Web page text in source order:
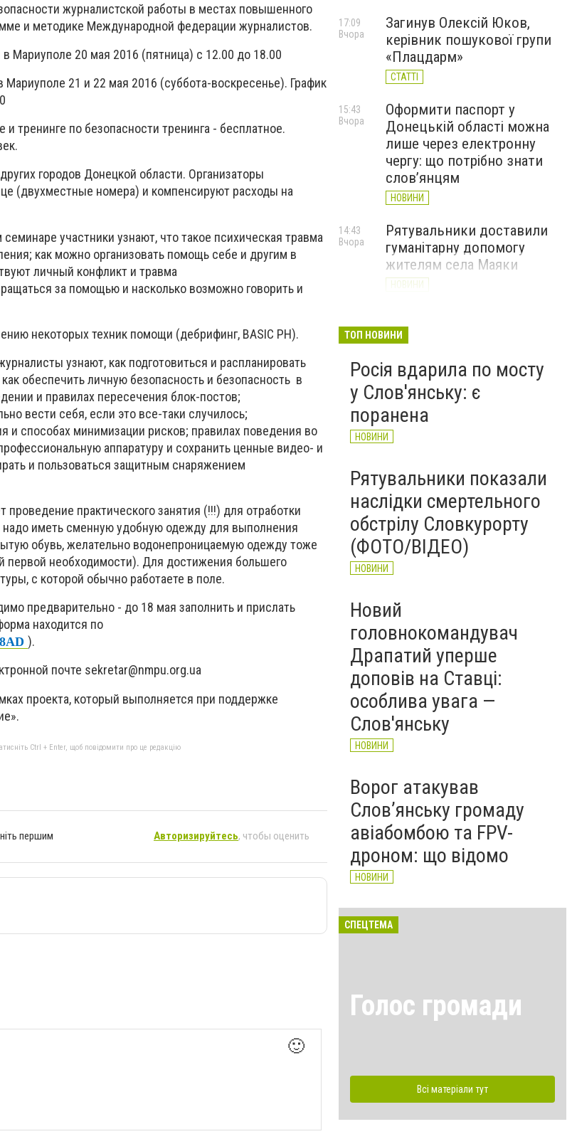
журналистской работы в местах повышенного
и методике Международной федерации журналистов.
Мариуполе 20 мая 2016 (пятница) с 12.00 до 18.00
Мариуполе 21 и 22 мая 2016 (суббота-воскресенье). График
тренинге по безопасности тренинга - бесплатное.
городов Донецкой области. Организаторы
(двухместные номера) и компенсируют расходы на
участники узнают, что такое психическая травма
как можно организовать помощь себе и другим в
личный конфликт и травма
за помощью и насколько возможно говорить и
некоторых техник помощи (дебрифинг, BASIC PH).
узнают, как подготовиться и распланировать
обеспечить личную безопасность и безопасность в
и правилах пересечения блок-постов;
вести себя, если это все-таки случилось;
и способах минимизации рисков; правилах поведения во
аппаратуру и сохранить ценные видео- и
и пользоваться защитным снаряжением
проведение практического занятия (!!!) для отработки
надо иметь сменную удобную одежду для выполнения
обувь, желательно водонепроницаемую одежду тоже
первой необходимости). Для достижения большего
с которой обычно работаете в поле.
предварительно - до 18 мая заполнить и прислать
находится по
).
почте sekretar@nmpu.org.ua
проекта, который выполняется при поддержке
Ctrl + Enter, щоб повідомити про це редакцію
першим Авторизируйтесь, чтобы оценить
🙂
Загинув Олексій Юков,
керівник пошукової групи
«Плацдарм»
СТАТТІ
17:09
Вчора
Оформити паспорт у
Донецькій області можна
лише через електронну
чергу: що потрібно знати
слов’янцям
НОВИНИ
15:43
Вчора
Рятувальники доставили
гуманітарну допомогу
жителям села Маяки
НОВИНИ
14:43
Вчора
онлайн-акція до Дня молоді
Вчора
ТОП НОВИНИ
Росія вдарила по мосту
у Слов'янську: є
поранена
НОВИНИ
Рятувальники показали
наслідки смертельного
обстрілу Словкурорту
(ФОТО/ВІДЕО)
НОВИНИ
Новий
головнокомандувач
Драпатий уперше
доповів на Ставці:
особлива увага —
Слов'янську
НОВИНИ
Ворог атакував
Слов’янську громаду
авіабомбою та FPV-
дроном: що відомо
НОВИНИ
СПЕЦТЕМА
Голос громади
Всі матеріали тут